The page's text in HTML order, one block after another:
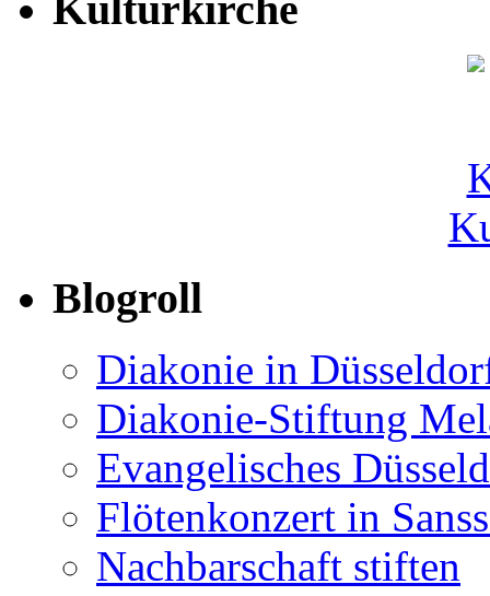
Blogroll
Diakonie in
Diakonie-Stiftung
Evangelisches
Flötenkonzert in
Nachbarschaft stiften